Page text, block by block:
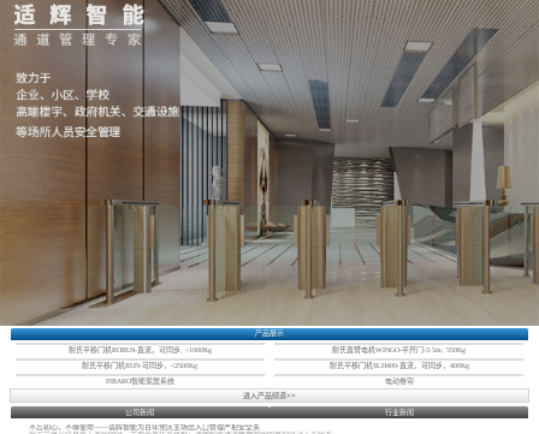
产品展示
耐氏平移门机ROBUS-直流，可同步, <1000Kg 耐氏直臂电机WINGO-平开门-3.5m, 550Kg
耐氏平移门机RUN-可同步，<2500Kg 耐氏平移门机SLH400-直流，可同步，400Kg
FIBARO智能家居系统
电动卷帘
进入产品频道>>
公司新闻
行业新闻
不忘初心，不辱使命——适辉智能为百年党庆主场出入口管理严把安全关